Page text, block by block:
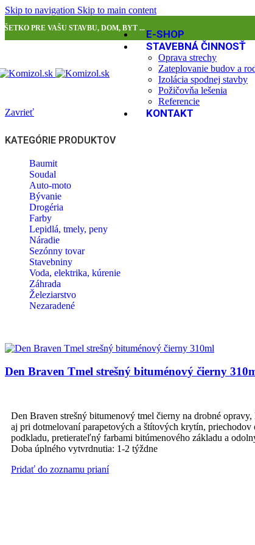
Skip to navigation Skip to main content
PRE VAŠU STAVBU, DOM, BYT ... E-SHOP
STAVEBNÁ ČINNOSŤ
Oprava strechy
Zateplovanie budov a
Izolácia spodnej stavby
Požičovňa lešenia
Referencie
KONTAKT
Zavrieť
KATEGÓRIE PRODUKTOV
Baumit
Soudal
Auto-moto
Bývanie
Drogéria
Farby
Lepidlá, tmely, peny
Náradie
Sezónny tovar
Stavebniny
Voda, elektrika, kúrenie
Záhrada
Železiarstvo
Nezaradené
Den Braven Tmel strešný bituménový čierny
Den Braven strešný bitumenový tmel čierny na drobné
aj pri dotmelovaní parapetových a štítových krytín,
podkladu, pretierateľný farbami bitúmenového základu a
Doba úplného vytvrdnutia: 1-2 týždne
Pridať do zoznamu prianí